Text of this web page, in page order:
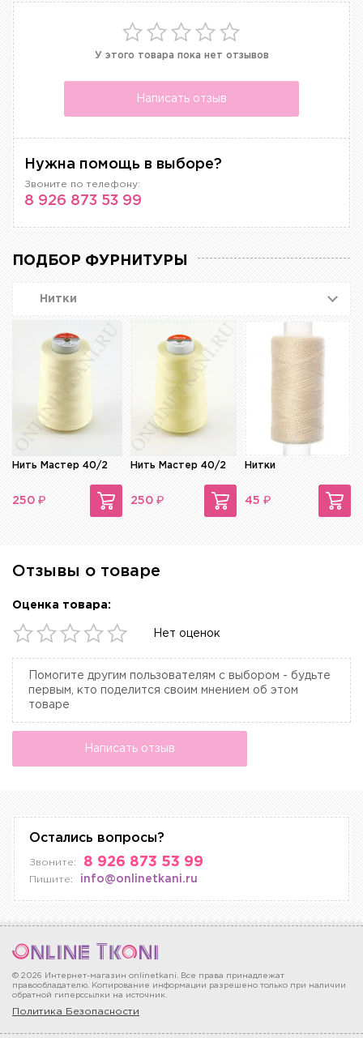
У этого товара пока нет отзывов
Написать отзыв
Нужна помощь в выборе?
Звоните по телефону:
8 926 873 53 99
ПОДБОР ФУРНИТУРЫ
Нитки
Нить Мастер 40/2
250 ₽
Нить Мастер 40/2
250 ₽
Нитки
45 ₽
Отзывы о товаре
Оценка товара:
Нет оценок
Помогите другим пользователям с выбором - будьте
первым, кто поделится своим мнением об этом
товаре
Написать отзыв
Остались вопросы?
Звоните: 8 926 873 53 99
Пишите: info@onlinetkani.ru
© 2026 Интернет-магазин onlinetkani. Все права принадлежат
правообладателю. Копирование информации разрешено только при наличии
обратной гиперссылки на источник.
Политика Безопасности